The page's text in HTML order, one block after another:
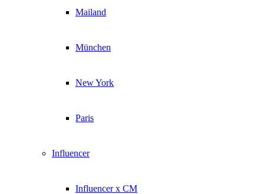
Mailand
München
New York
Paris
Influencer
Influencer x CM